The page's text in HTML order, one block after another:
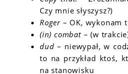
Czy mnie słyszysz?)
Roger – OK, wykonam
(in) combat – (w
dud– niewypał, w
to na przykład ktoś,
na stanowisku